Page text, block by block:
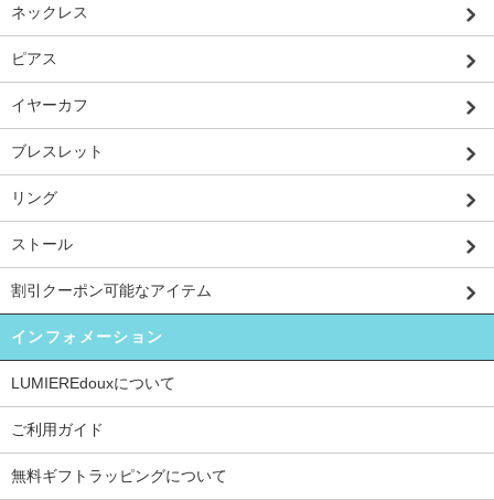
ネックレス
ピアス
イヤーカフ
ブレスレット
リング
ストール
割引クーポン可能なアイテム
インフォメーション
LUMIEREdouxについて
ご利用ガイド
無料ギフトラッピングについて